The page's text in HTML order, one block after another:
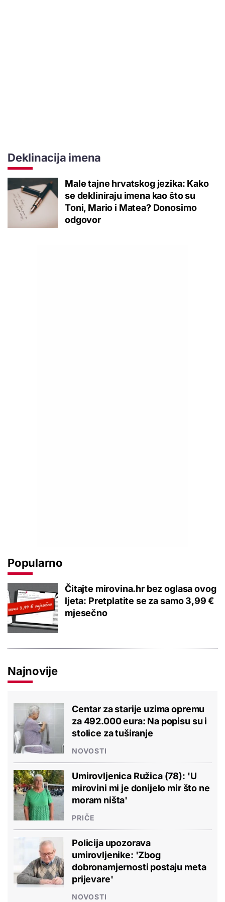
Deklinacija imena
Male tajne hrvatskog jezika: Kako
se dekliniraju imena kao što su
Toni, Mario i Matea? Donosimo
odgovor
Popularno
Čitajte mirovina.hr bez oglasa ovog
ljeta: Pretplatite se za samo 3,99 €
mjesečno
Najnovije
Centar za starije uzima opremu
za 492.000 eura: Na popisu su i
stolice za tuširanje
NOVOSTI
Umirovljenica Ružica (78): 'U
mirovini mi je donijelo mir što ne
moram ništa'
PRIČE
Policija upozorava
umirovljenike: 'Zbog
dobronamjernosti postaju meta
prijevare'
NOVOSTI